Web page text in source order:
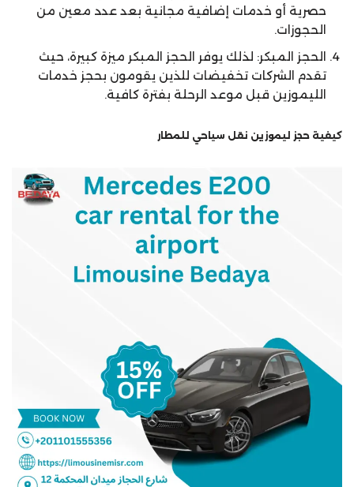
حصرية أو خدمات إضافية مجانية بعد عدد معين من
الحجوزات.
الحجز المبكر: لذلك يوفر الحجز المبكر ميزة كبيرة، حيث
تقدم الشركات تخفيضات للذين يقومون بحجز خدمات
الليموزين قبل موعد الرحلة بفترة كافية.
كيفية حجز ليموزين نقل سياحي للمطار